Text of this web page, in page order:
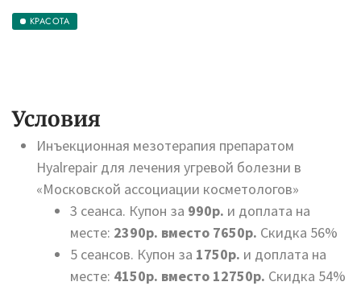
КРАСОТА
Условия
Инъекционная мезотерапия препаратом
Hyalrepair для лечения угревой болезни в
«Московской ассоциации косметологов»
3 сеанса. Купон за 990р. и доплата на
месте: 2390р. вместо 7650р. Скидка 56%
5 сеансов. Купон за 1750р. и доплата на
месте: 4150р. вместо 12750р. Скидка 54%